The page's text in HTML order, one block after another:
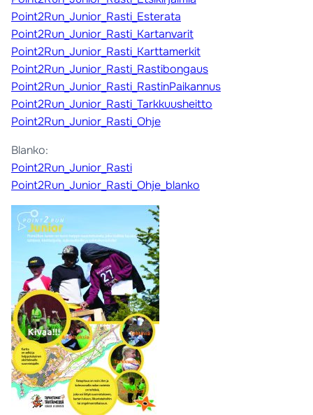
Point2Run_Junior_Rasti_Esterata
Point2Run_Junior_Rasti_Kartanvarit
Point2Run_Junior_Rasti_Karttamerkit
Point2Run_Junior_Rasti_Rastibongaus
Point2Run_Junior_Rasti_RastinPaikannus
Point2Run_Junior_Rasti_Tarkkuusheitto
Point2Run_Junior_Rasti_Ohje
Blanko:
Point2Run_Junior_Rasti
Point2Run_Junior_Rasti_Ohje_blanko